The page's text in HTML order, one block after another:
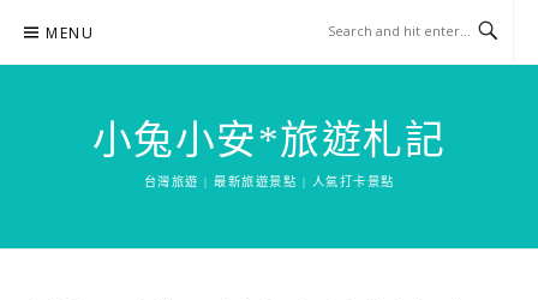
content
MENU
小兔小安*旅遊札記
台灣旅遊 | 最新旅遊景點 | 人氣打卡景點